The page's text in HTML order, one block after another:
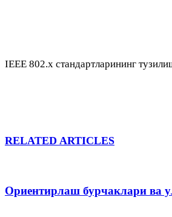
IEEE 802.х стандартларининг
RELATED ARTICLES
Ориентирлаш бурчаклари ва